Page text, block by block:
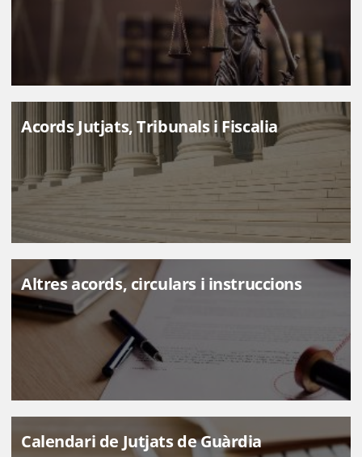
Acords Jutjats, Tribunals i Fiscalia
Altres acords, circulars i instruccions
Calendari de Jutjats de Guàrdia